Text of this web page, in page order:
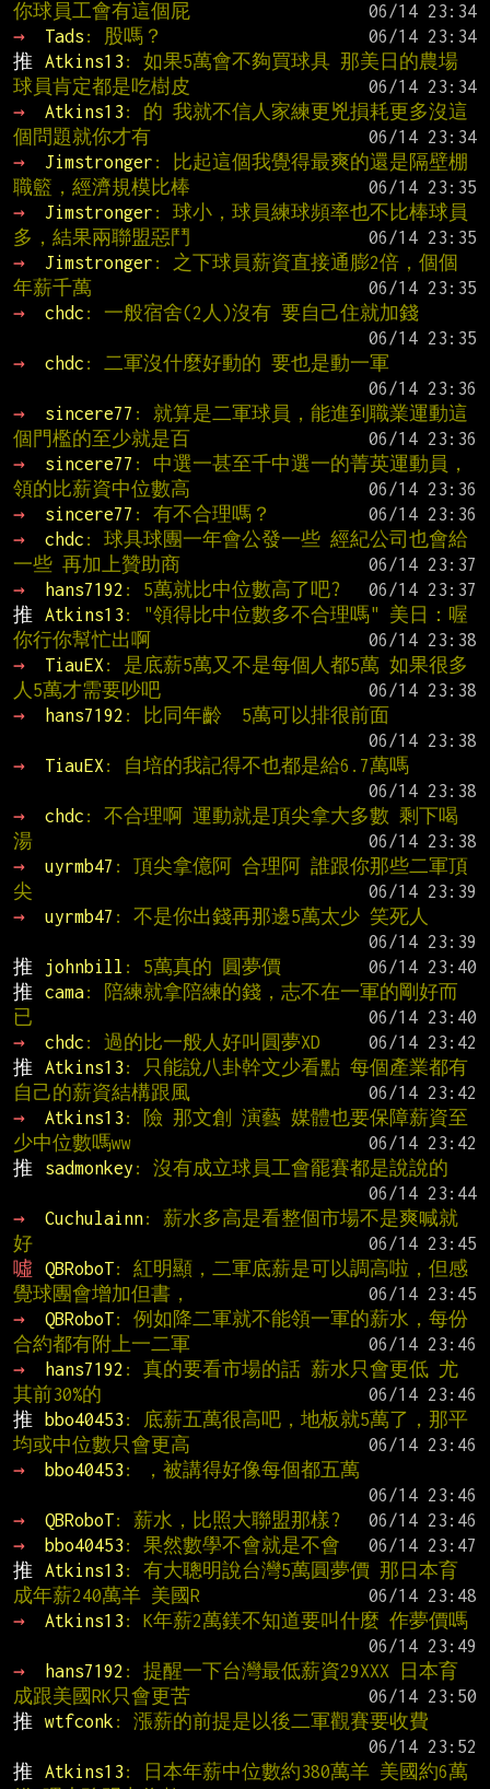
你球員工會有這個屁
→
Tads : 股嗎？
推
Atkins13 : 如果5萬會不夠買球具 那美日的農場
球員肯定都是吃樹皮
→
Atkins13 : 的 我就不信人家練更兇損耗更多沒這
個問題就你才有
→
Jimstronger : 比起這個我覺得最爽的還是隔壁棚
職籃，經濟規模比棒
→
Jimstronger : 球小，球員練球頻率也不比棒球員
多，結果兩聯盟惡鬥
→
Jimstronger : 之下球員薪資直接通膨2倍，個個
年薪千萬
→
chdc : 一般宿舍(2人)沒有 要自己住就加錢
→
chdc : 二軍沒什麼好動的 要也是動一軍
→
sincere77 : 就算是二軍球員，能進到職業運動這
個門檻的至少就是百
→
sincere77 : 中選一甚至千中選一的菁英運動員，
領的比薪資中位數高
→
sincere77 : 有不合理嗎？
→
chdc : 球具球團一年會公發一些 經紀公司也會給
一些 再加上贊助商
→
hans7192 : 5萬就比中位數高了吧?
推
Atkins13 : "領得比中位數多不合理嗎" 美日：喔
你行你幫忙出啊
→
TiauEX : 是底薪5萬又不是每個人都5萬 如果很多
人5萬才需要吵吧
→
hans7192 : 比同年齡  5萬可以排很前面
→
TiauEX : 自培的我記得不也都是給6.7萬嗎
→
chdc : 不合理啊 運動就是頂尖拿大多數 剩下喝
湯
→
uyrmb47 : 頂尖拿億阿 合理阿 誰跟你那些二軍頂
尖
→
uyrmb47 : 不是你出錢再那邊5萬太少 笑死人
推
johnbill : 5萬真的 圓夢價
推
cama: 陪練就拿陪練的錢，志不在一軍的剛好而
已
→
chdc : 過的比一般人好叫圓夢XD
推
Atkins13 : 只能說八卦幹文少看點 每個產業都有
自己的薪資結構跟風
→
Atkins13 : 險 那文創 演藝 媒體也要保障薪資至
少中位數嗎ww
推
sadmonkey : 沒有成立球員工會罷賽都是說說的
→
Cuchulainn: 薪水多高是看整個市場不是爽喊就
好
噓
QBRoboT: 紅明顯，二軍底薪是可以調高啦，但感
覺球團會增加但書，
→
QBRoboT: 例如降二軍就不能領一軍的薪水，每份
合約都有附上一二軍
→
hans7192 : 真的要看市場的話 薪水只會更低 尤
其前30%的
推
bbo40453 : 底薪五萬很高吧，地板就5萬了，那平
均或中位數只會更高
→
bbo40453 : ，被講得好像每個都五萬
→
QBRoboT: 薪水，比照大聯盟那樣?
→
bbo40453 : 果然數學不會就是不會
推
Atkins13 : 有大聰明說台灣5萬圓夢價 那日本育
成年薪240萬羊 美國R
→
Atkins13 : K年薪2萬鎂不知道要叫什麼 作夢價嗎
→
hans7192 : 提醒一下台灣最低薪資29XXX 日本育
成跟美國RK只會更苦
推
wtfconk : 漲薪的前提是以後二軍觀賽要收費
推
Atkins13 : 日本年薪中位數約380萬羊 美國約6萬